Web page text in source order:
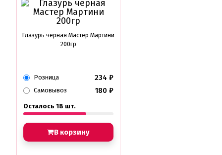
Глазурь черная Мастер Мартини
200гр
Розница 234 ₽
Самовывоз 180 ₽
Осталось 18 шт.
В корзину